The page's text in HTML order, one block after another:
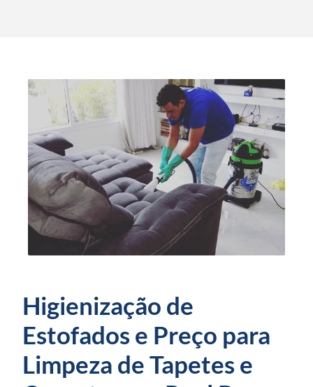
Higienização de
Estofados e Preço para
Limpeza de Tapetes e